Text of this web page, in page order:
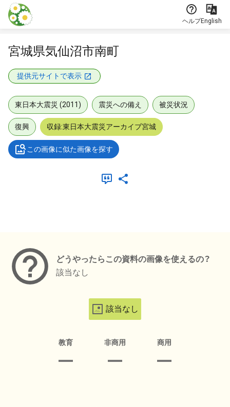
本文に飛ぶ
ヘルプEnglish
宮城県気仙沼市南町
提供元サイトで表示
東日本大震災 (2011) 震災への備え 被災状況
復興 収録:東日本大震災アーカイブ宮城
この画像に似た画像を探す
どうやったらこの資料の画像を使えるの？
該当なし
該当なし
教育 非商用 商用